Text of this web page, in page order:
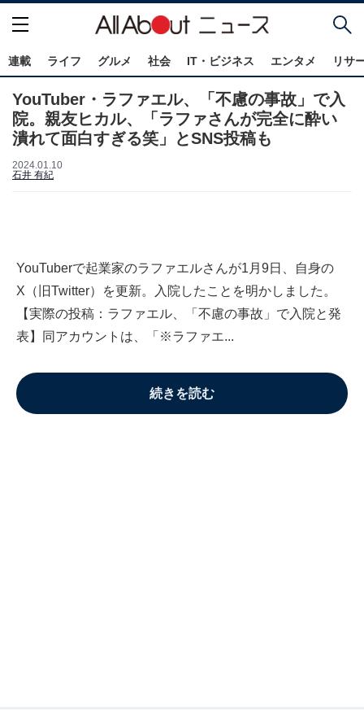
連載 ライフ グルメ 社会 IT・ビジネス エンタメ リサ
YouTuber・ラファエル、「不慮の事故」で入
院。親友ヒカル、「ラファさんが完全に酔い
潰れて面白すぎる笑」とSNS投稿も
2024.01.10
石井 有紀
YouTuberで起業家のラファエルさんが1月9日、自身の
X（旧Twitter）を更新。入院したことを明かしました。
【実際の投稿：ラファエル、「不慮の事故」で入院と発
表】同アカウントは、「※ラファエ...
続きを読む